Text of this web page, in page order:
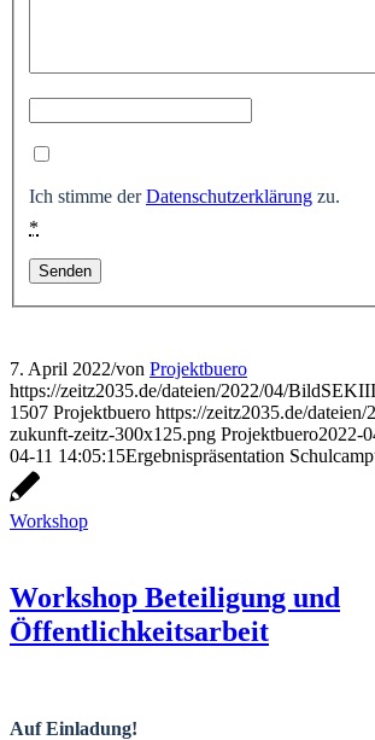
Ich stimme derDatenschutzerklärung zu.
*
7. April 2022/von Projektbuero
https://zeitz2035.de/dateien/2022/04/
1507 Projektbuero https://zeitz2035.de/dateien/
zukunft-zeitz-300x125.png Projektbuero2022-
04-11 14:05:15Ergebnispräsentation
Workshop
Workshop Beteiligung und
Öffentlichkeitsarbeit
Auf Einladung!